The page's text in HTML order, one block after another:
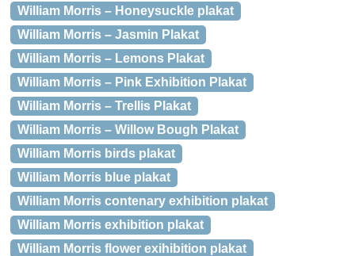
William Morris – Honeysuckle plakat
William Morris – Jasmin Plakat
William Morris – Lemons Plakat
William Morris – Pink Exhibition Plakat
William Morris – Trellis Plakat
William Morris – Willow Bough Plakat
William Morris birds plakat
William Morris blue plakat
William Morris contenary exhibition plakat
William Morris exhibition plakat
William Morris flower exihibition plakat